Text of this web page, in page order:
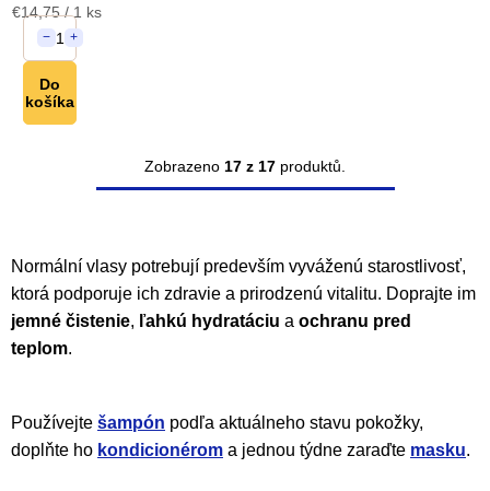
Jednotková
cena:
€14,75 / 1 ks
− 1 +
Do
košíka
l
á
d
i
e
Zobrazeno 17 z 17 produktů.
Normální vlasy potrebují predevším vyváženú starostlivosť,
ktorá podporuje ich zdravie a prirodzenú vitalitu. Doprajte im
jemné čistenie, ľahkú hydratáciu a ochranu pred
teplom.
Používejte šampón podľa aktuálneho stavu pokožky,
doplňte ho kondicionérom a jednou týdne zaraďte masku.